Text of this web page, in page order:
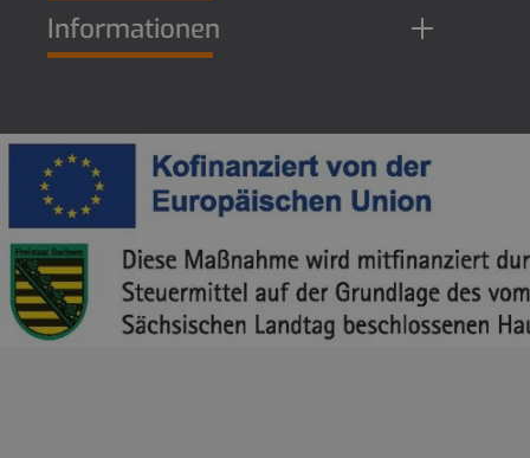
Informationen